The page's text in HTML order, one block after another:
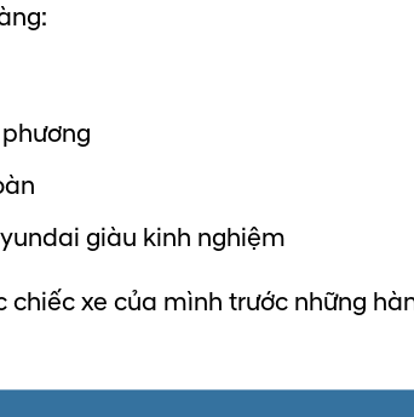
giàu kinh nghiệm
xe của mình trước những